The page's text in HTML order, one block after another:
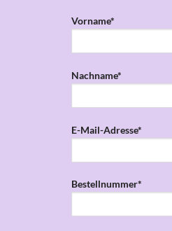
Vorname*
Nachname*
E-Mail-Adresse*
Bestellnummer*